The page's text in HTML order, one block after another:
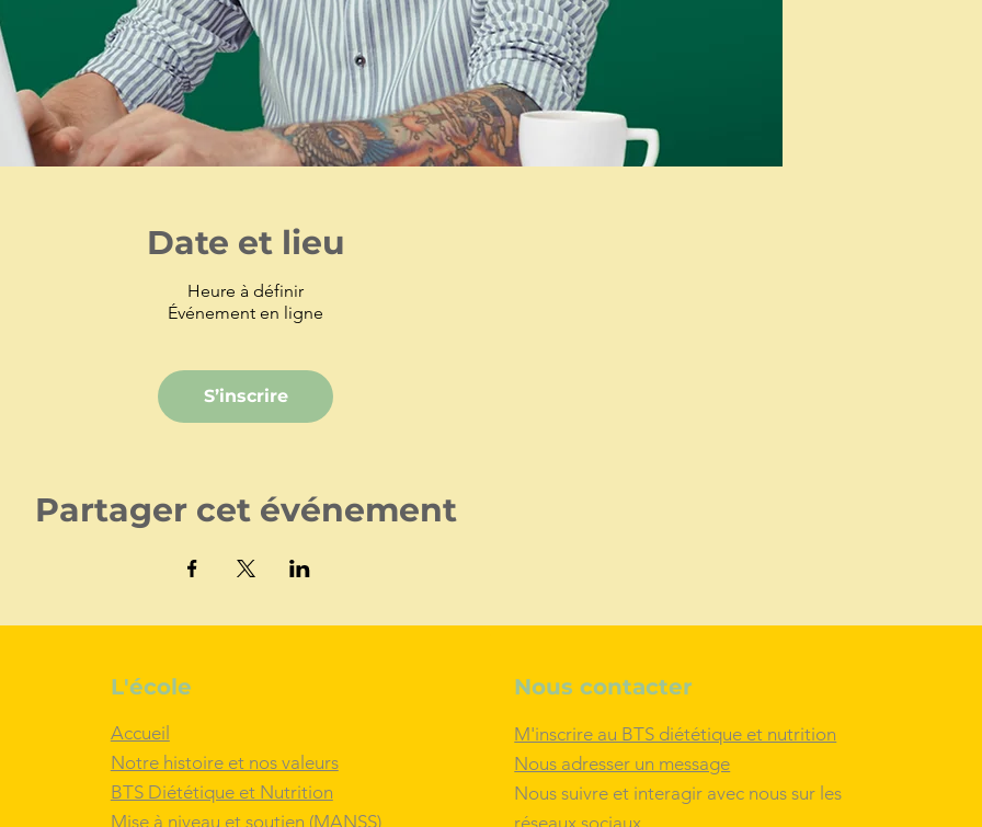
Date et lieu
Heure à définir
Événement en ligne
S’inscrire
Partager cet événement
L'école
Accueil
Notre histoire et nos valeurs
BTS Diététique et Nutrition
Mise à niveau et soutien (MANSS)
Nous contacter
M'inscrire au BTS diététique et nutrition
Nous adresser un message
Nous suivre et interagir avec nous sur les
réseaux sociaux